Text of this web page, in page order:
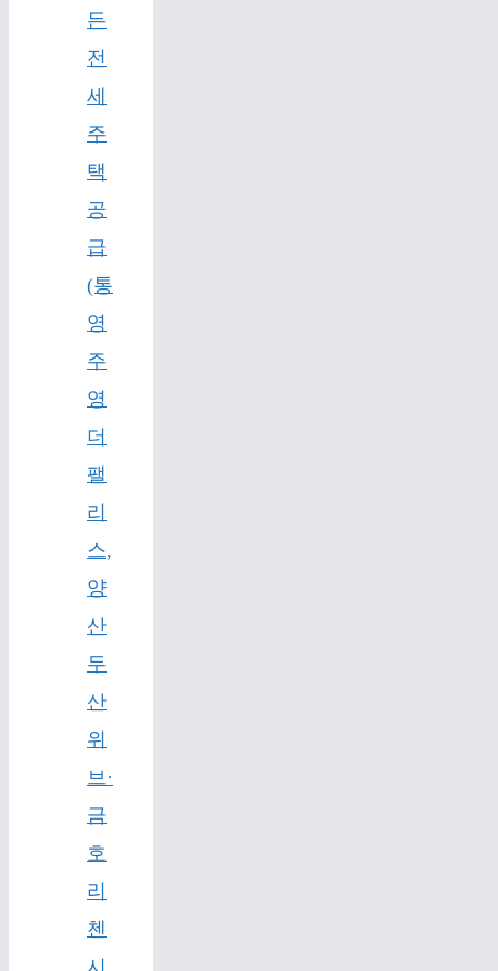
든
전
세
주
택
공
급
(통
영
주
영
더
팰
리
스,
양
산
두
산
위
브·
금
호
리
첸
시